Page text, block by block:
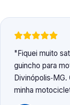
Fiquei muito
guincho para
minha